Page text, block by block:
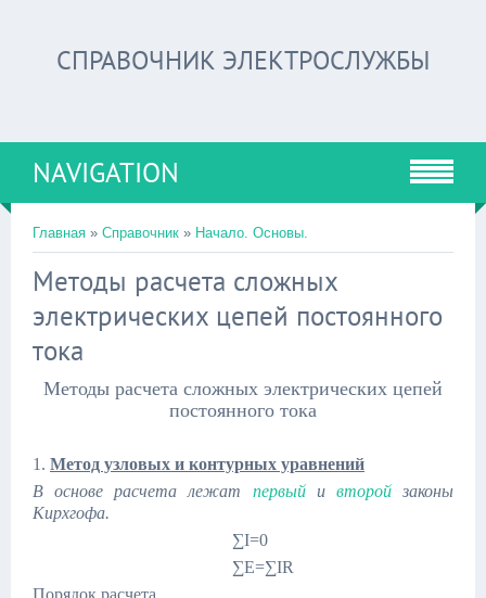
СПРАВОЧНИК ЭЛЕКТРОСЛУЖБЫ
NAVIGATION
Главная » Справочник » Начало. Основы.
Методы расчета сложных
электрических цепей постоянного
тока
Методы расчета сложных электрических цепей
постоянного тока
1. Метод узловых и контурных уравнений
В основе расчета лежат первыйивторойзаконы
Кирхгофа.
∑I=0
∑E=∑IR
Порядок расчета